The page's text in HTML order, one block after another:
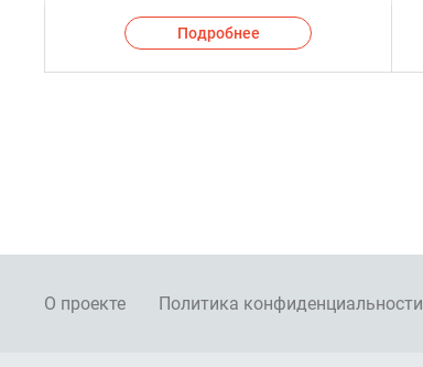
Подробнее
О проекте Политика конфиденциальности